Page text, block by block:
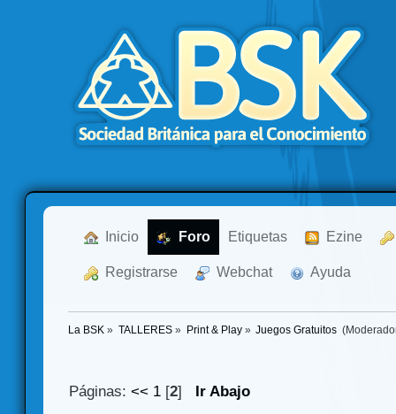
Inicio Foro Etiquetas Ezine
Registrarse Webchat Ayuda
La BSK » TALLERES» Print & Play» Juegos Gratuitos
Páginas:<< 1 [2] Ir Abajo